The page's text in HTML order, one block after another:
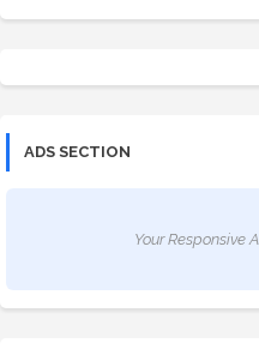
ADS SECTION
Your Responsive